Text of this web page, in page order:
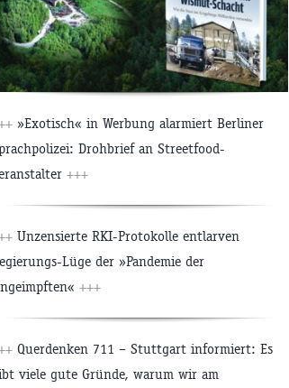
»Exotisch« in Werbung alarmiert Berliner
Drohbrief an Streetfood-
+++
Unzensierte RKI-Protokolle entlarven
Lüge der »Pandemie der
+++
Querdenken 711 – Stuttgart informiert: Es
viele gute Gründe, warum wir am